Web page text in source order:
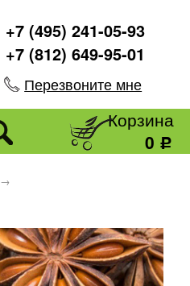
+7 (495) 241-05-93
+7 (812) 649-95-01
Перезвоните мне
Корзина
0 Р
→